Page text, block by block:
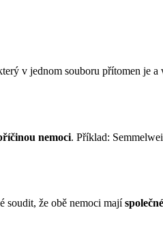
v jednom souboru přítomen je a
nemoci. Příklad:
soudit, že obě nemoci mají